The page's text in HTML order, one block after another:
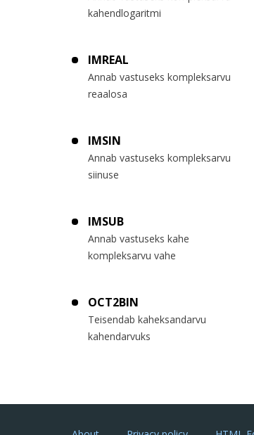
kahendlogaritmi
IMREAL
Annab vastuseks kompleksarvu
reaalosa
IMSIN
Annab vastuseks kompleksarvu
siinuse
IMSUB
Annab vastuseks kahe
kompleksarvu vahe
OCT2BIN
Teisendab kaheksandarvu
kahendarvuks